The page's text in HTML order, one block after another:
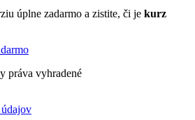
úplne zadarmo a zistite, či je kurz
práva vyhradené